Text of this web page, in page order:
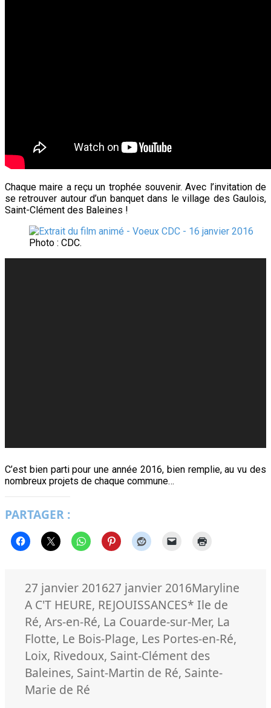
Chaque maire a reçu un trophée souvenir. Avec l’invitation de
se retrouver autour d’un banquet dans le village des Gaulois,
Saint-Clément des Baleines !
Photo : CDC.
C’est bien parti pour une année 2016, bien remplie, au vu des
nombreux projets de chaque commune…
PARTAGER :
Publié
le
27 janvier 201627 janvier 2016Auteur
Maryline
A C'T HEURE, REJOUISSANCESMots-
clés
* Ile de
Ré,Ars-en-Ré, La Couarde-sur-Mer, La
Flotte, Le Bois-Plage, Les Portes-en-Ré,
Loix, Rivedoux, Saint-Clément des
Baleines, Saint-Martin de Ré, Sainte-
Marie de Ré